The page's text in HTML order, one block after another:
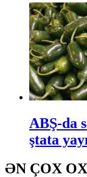
ABŞ-da
ştata
ƏN ÇOX